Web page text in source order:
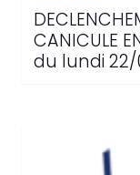
CANICULE
du lundi